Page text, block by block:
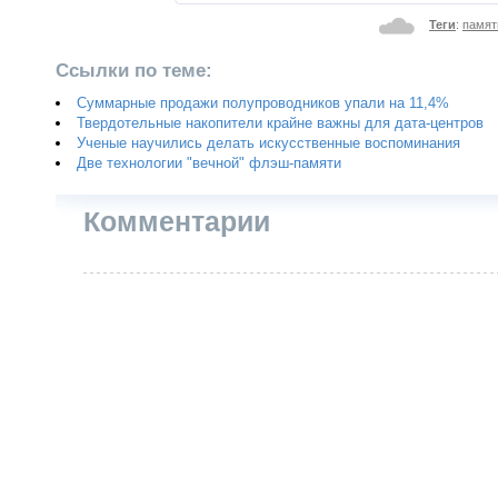
Теги:
Ссылки по теме:
Суммарные продажи полупроводников упали на 11,4%
Твердотельные накопители крайне важны для дата-центров
Ученые научились делать искусственные воспоминания
Две технологии "вечной" флэш-памяти
Комментарии